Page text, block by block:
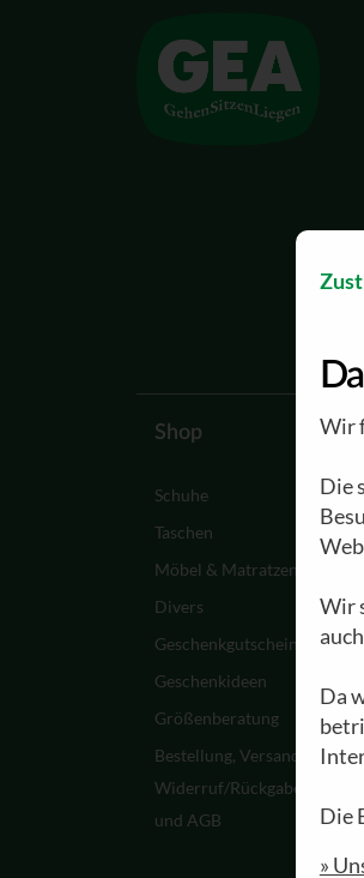
Shop
Schuhe
Taschen
Möbel & Matratzen
Divers
Geschenkgutscheine
Geschenkideen
Größenberatung
Bestellung, Versand,
Widerruf/Rückgabe
und AGB
Wir
Die
Wir
Da
Die
»